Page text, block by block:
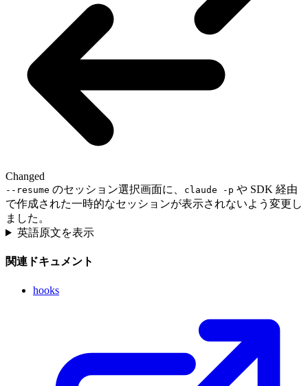
Changed
--resume のセッション選択画面に、 claude -p や SDK 経由
で作成された一時的なセッションが表示されないよう変更し
ました。
英語原文を表示
関連ドキュメント
hooks